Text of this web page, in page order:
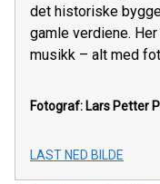
det historiske
gamle verdiene.
musikk – alt med
Fotograf: Lars Petter
LAST NED BILDE